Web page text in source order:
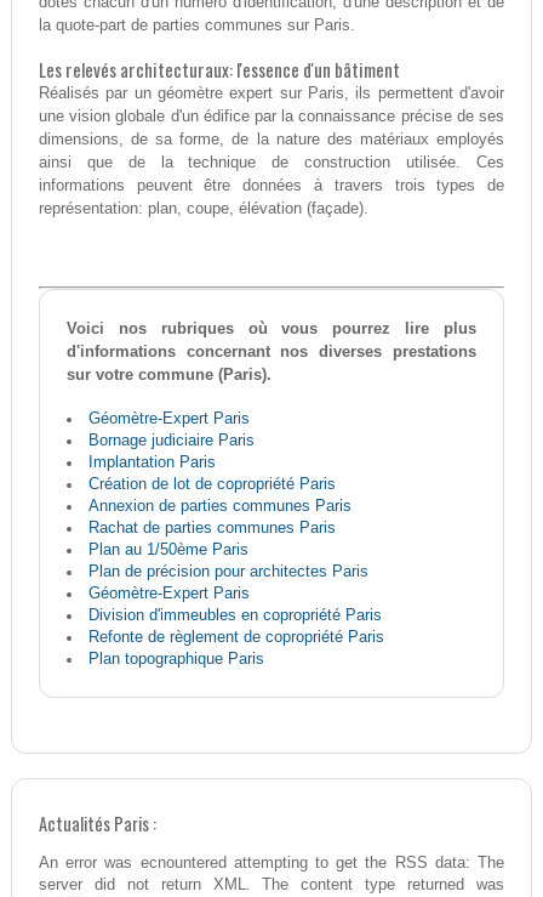
la quote-part de parties communes sur Paris.
Les relevés architecturaux: l'essence d'un bâtiment
Réalisés par un géomètre expert sur Paris, ils permettent d'avoir
une vision globale d'un édifice par la connaissance précise de ses
dimensions, de sa forme, de la nature des matériaux employés
ainsi que de la technique de construction utilisée. Ces
informations peuvent être données à travers trois types de
représentation: plan, coupe, élévation (façade).
Voici nos rubriques où vous pourrez lire plus
d'informations concernant nos diverses prestations
sur votre commune (Paris).
Géomètre-Expert Paris
Bornage judiciaire Paris
Implantation Paris
Création de lot de copropriété Paris
Annexion de parties communes Paris
Rachat de parties communes Paris
Plan au 1/50ème Paris
Plan de précision pour architectes Paris
Géomètre-Expert Paris
Division d'immeubles en copropriété Paris
Refonte de règlement de copropriété Paris
Plan topographique Paris
Actualités Paris :
An error was ecnountered attempting to get the RSS data: The
server did not return XML. The content type returned was